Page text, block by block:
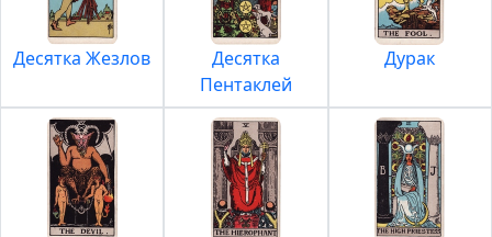
Десятка Жезлов
Десятка
Пентаклей
Дурак